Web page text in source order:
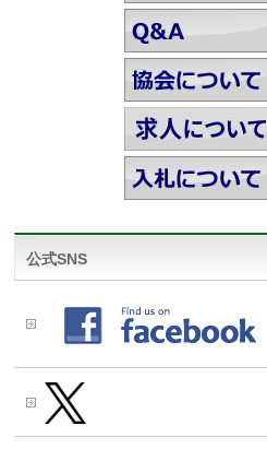
公式SNS